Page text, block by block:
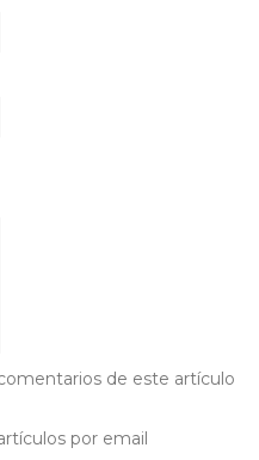
de este artículo
por email